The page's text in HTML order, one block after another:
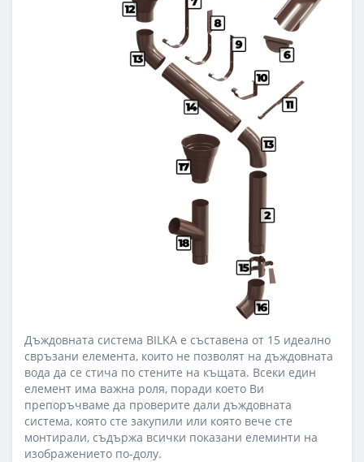
Дъждовната система BILKA е съставена от 15 идеално
свръзани елемента, които не позволят на дъждовната
вода да се стича по стените на къщата. Всеки един
елемент има важна роля, поради което Ви
препоръчваме да проверите дали дъждовната
система, която сте закупили или която вече сте
монтирали, съдържа всички показани елеминти на
изображението по-долу.